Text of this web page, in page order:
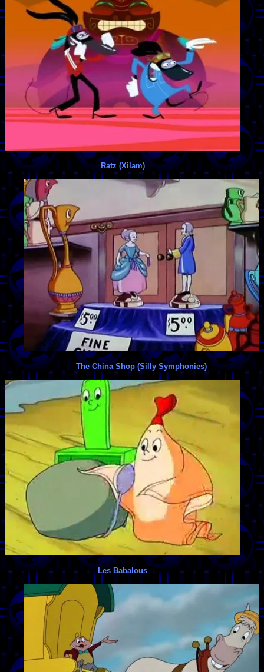
Ratz (Xilam)
The China Shop (Silly Symphonies)
Les Babalous